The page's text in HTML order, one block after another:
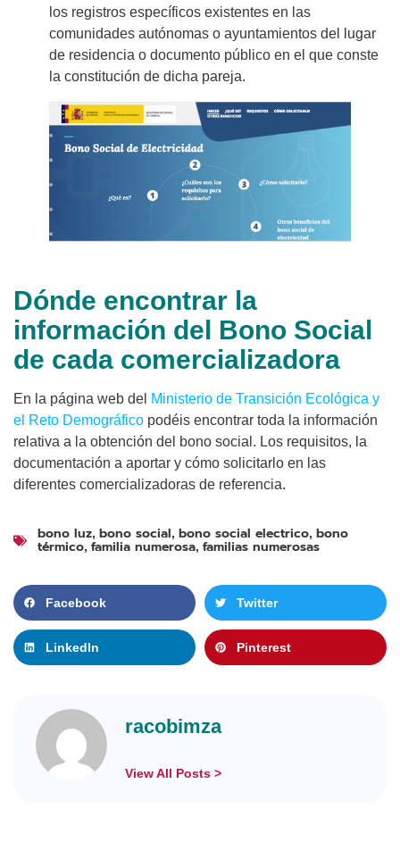
los registros específicos existentes en las
comunidades autónomas o ayuntamientos del lugar
de residencia o documento público en el que conste
la constitución de dicha pareja.
Dónde encontrar la
información del Bono Social
de cada comercializadora
En la página web del Ministerio de Transición Ecológica y
el Reto Demográfico podéis encontrar toda la información
relativa a la obtención del bono social. Los requisitos, la
documentación a aportar y cómo solicitarlo en las
diferentes comercializadoras de referencia.
bono luz, bono social, bono social electrico, bono
térmico, familia numerosa, familias numerosas
Facebook Twitter
LinkedIn Pinterest
racobimza
View All Posts >